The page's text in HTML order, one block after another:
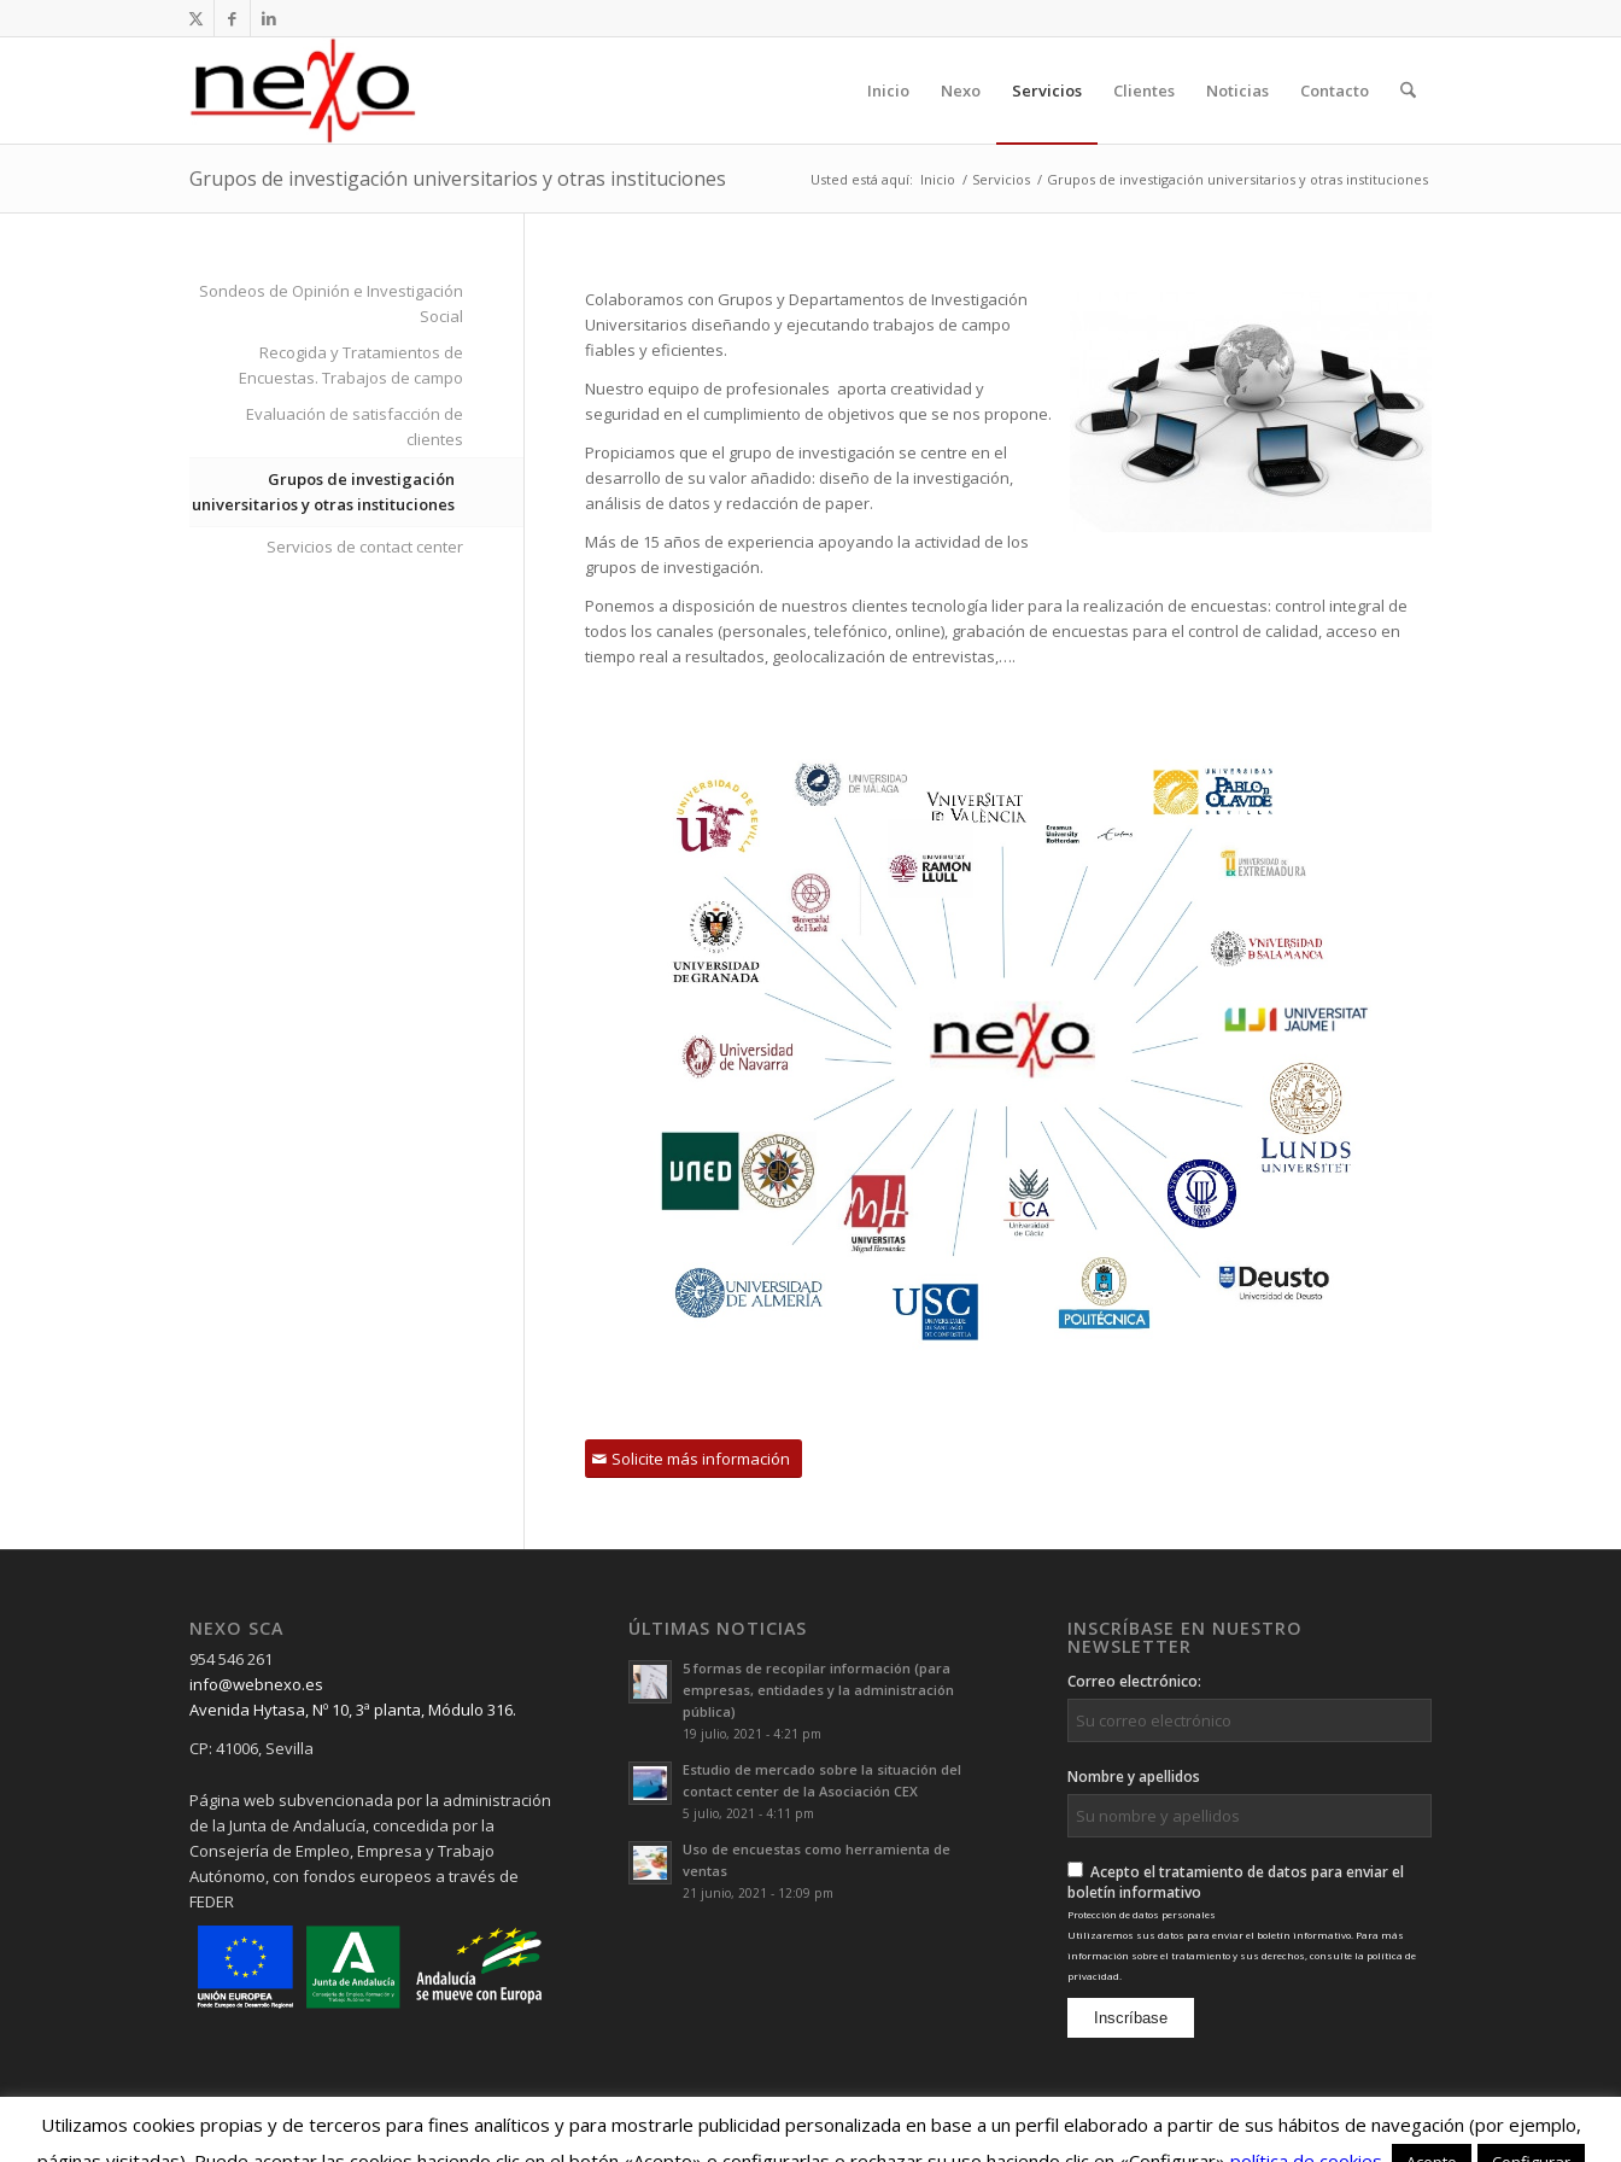
Inicio Nexo Servicios Clientes Noticias Contacto
Grupos de investigación universitarios y otras instituciones Usted está aquí: Inicio / Servicios / Grupos de investigación universitarios y otras instituciones
Colaboramos con Grupos y Departamentos de Investigación
Universitarios diseñando y ejecutando trabajos de campo
fiables y eficientes.
Nuestro equipo de profesionales aporta creatividad y
seguridad en el cumplimiento de objetivos que se nos propone.
Propiciamos que el grupo de investigación se centre en el
desarrollo de su valor añadido: diseño de la investigación,
análisis de datos y redacción de paper.
Más de 15 años de experiencia apoyando la actividad de los
grupos de investigación.
Ponemos a disposición de nuestros clientes tecnología lider para la realización de encuestas: control integral de
todos los canales (personales, telefónico, online), grabación de encuestas para el control de calidad, acceso en
tiempo real a resultados, geolocalización de entrevistas,….
Solicite más información
Sondeos de Opinión e Investigación
Social
Recogida y Tratamientos de
Encuestas. Trabajos de campo
Evaluación de satisfacción de
clientes
Grupos de investigación
universitarios y otras instituciones
Servicios de contact center
NEXO SCA
954 546 261
info@webnexo.es
Avenida Hytasa, Nº 10, 3ª planta, Módulo 316.
CP: 41006, Sevilla
Página web subvencionada por la administración
de la Junta de Andalucía, concedida por la
Consejería de Empleo, Empresa y Trabajo
Autónomo, con fondos europeos a través de
FEDER
ÚLTIMAS NOTICIAS
5 formas de recopilar información (para
empresas, entidades y la administración
pública)
19 julio, 2021 - 4:21 pm
Estudio de mercado sobre la situación del
contact center de la Asociación CEX
5 julio, 2021 - 4:11 pm
Uso de encuestas como herramienta de
ventas
21 junio, 2021 - 12:09 pm
INSCRÍBASE EN NUESTRO
NEWSLETTER
Correo electrónico:
Nombre y apellidos
Acepto el tratamiento de datos para enviar el
boletín informativo
Protección de datos personales
Utilizaremos sus datos para enviar el boletín informativo. Para más
información sobre el tratamiento y sus derechos, consulte la política de
privacidad
Utilizamos cookies propias y de terceros para fines analíticos y para mostrarle publicidad personalizada en base a un perfil elaborado a partir de sus hábitos de navegación (por ejemplo,